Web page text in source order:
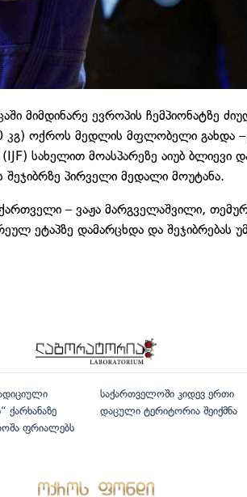
მიმდინარე ევროპის ჩემპიონატზე
კგ) ოქროს მედლის მფლობელი გახდა
სახელით მოასპარეზე აიუბ ბლიევი
პირველი მედალი მოუტანა.
– ვაჟა მარგველაშვილი,
ეტაპზე დამარცხდა და შეჯიბრებას
ქარხანაზე
ფრიალებს
საქართველოში კიდევ ერთი
დაცული ტერიტორია შეიქმნა